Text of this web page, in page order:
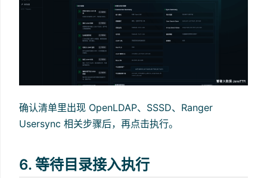
确认清单里出现 OpenLDAP、SSSD、Ranger
Usersync 相关步骤后，再点击执行。
6. 等待目录接入执行